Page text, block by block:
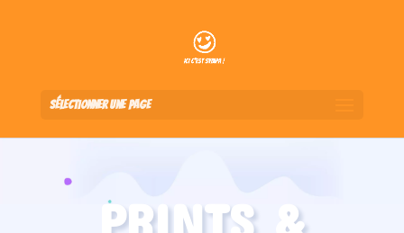
Sélectionner une page
PRINTS &